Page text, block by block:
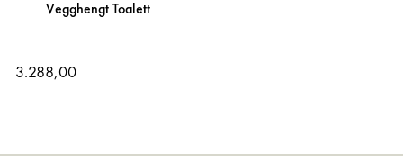
Vegghengt Toalett
3.288,00